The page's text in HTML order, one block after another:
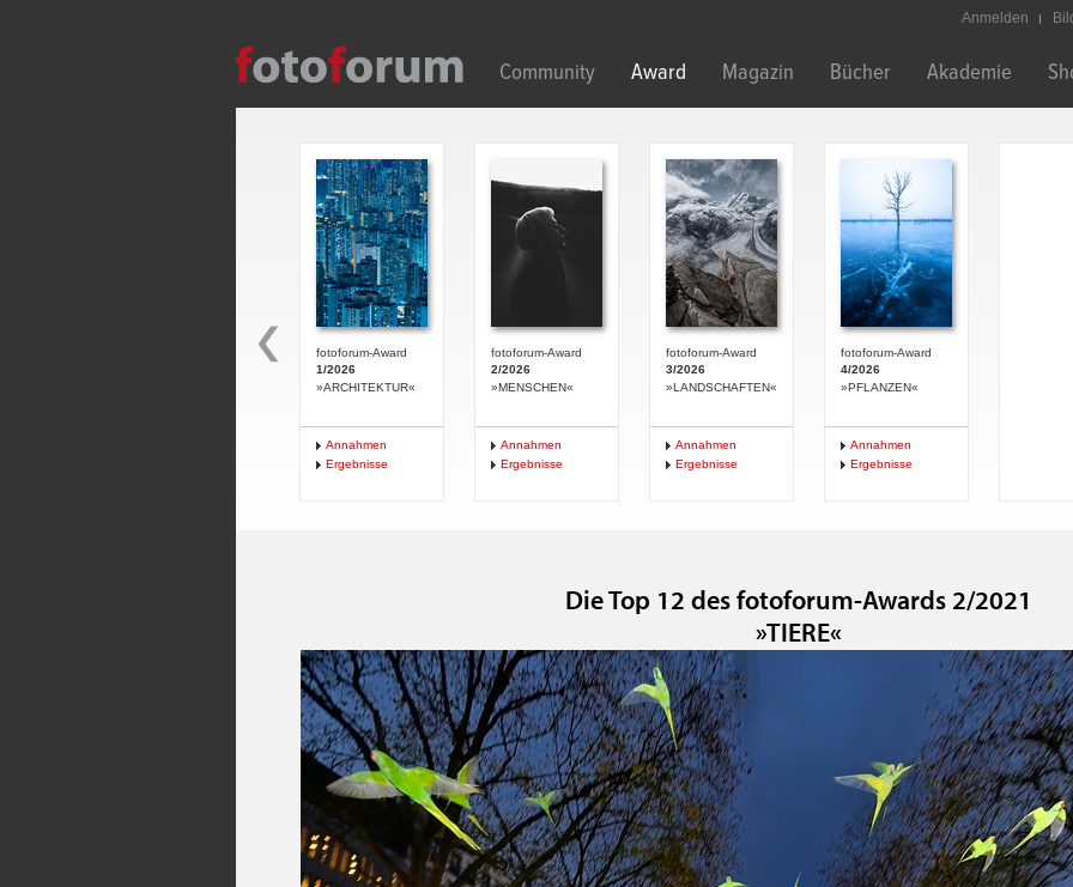
Anmelden
Community Award Magazin Bücher Akademie
fotoforum-Award
1/2026
»ARCHITEKTUR«
Annahmen
Ergebnisse
fotoforum-Award
2/2026
»MENSCHEN«
Annahmen
Ergebnisse
fotoforum-Award
3/2026
»LANDSCHAFTEN«
Annahmen
Ergebnisse
fotoforum-Award
4/2026
»PFLANZEN«
Annahmen
Ergebnisse
Die Top 12 des fotoforum-Awards 2/2021
»TIERE«